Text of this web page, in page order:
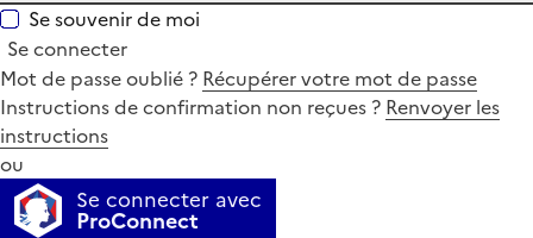
Se souvenir de moi
Se connecter
Mot de passe oublié ? Récupérer votre mot de passe
Instructions de confirmation non reçues ? Renvoyer les
instructions
ou
Se connecter avec
ProConnect